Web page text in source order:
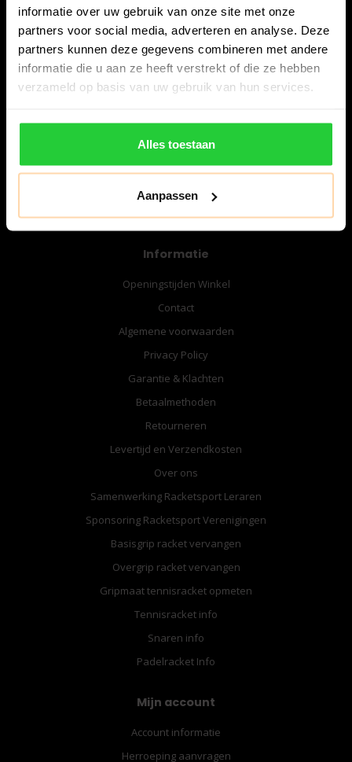
informatie over uw gebruik van onze site met onze
partners voor social media, adverteren en analyse. Deze
partners kunnen deze gegevens combineren met andere
informatie die u aan ze heeft verstrekt of die ze hebben
verzameld op basis van uw gebruik van hun services.
Alles toestaan
Aanpassen
Snijdersstraat 6
8224 AA Lelystad
Nederland
06-57276080
info@bespanracket.nl
Informatie
Openingstijden Winkel
Contact
Algemene voorwaarden
Privacy Policy
Garantie & Klachten
Betaalmethoden
Retourneren
Levertijd en Verzendkosten
Over ons
Samenwerking Racketsport Leraren
Sponsoring Racketsport Verenigingen
Basisgrip racket vervangen
Overgrip racket vervangen
Gripmaat tennisracket opmeten
Tennisracket info
Snaren info
Padelracket Info
Mijn account
Account informatie
Herroeping aanvragen